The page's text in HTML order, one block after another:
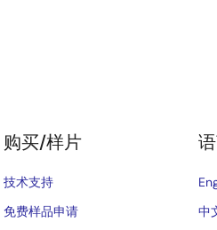
购买/样片
技术支持
免费样品申请
中